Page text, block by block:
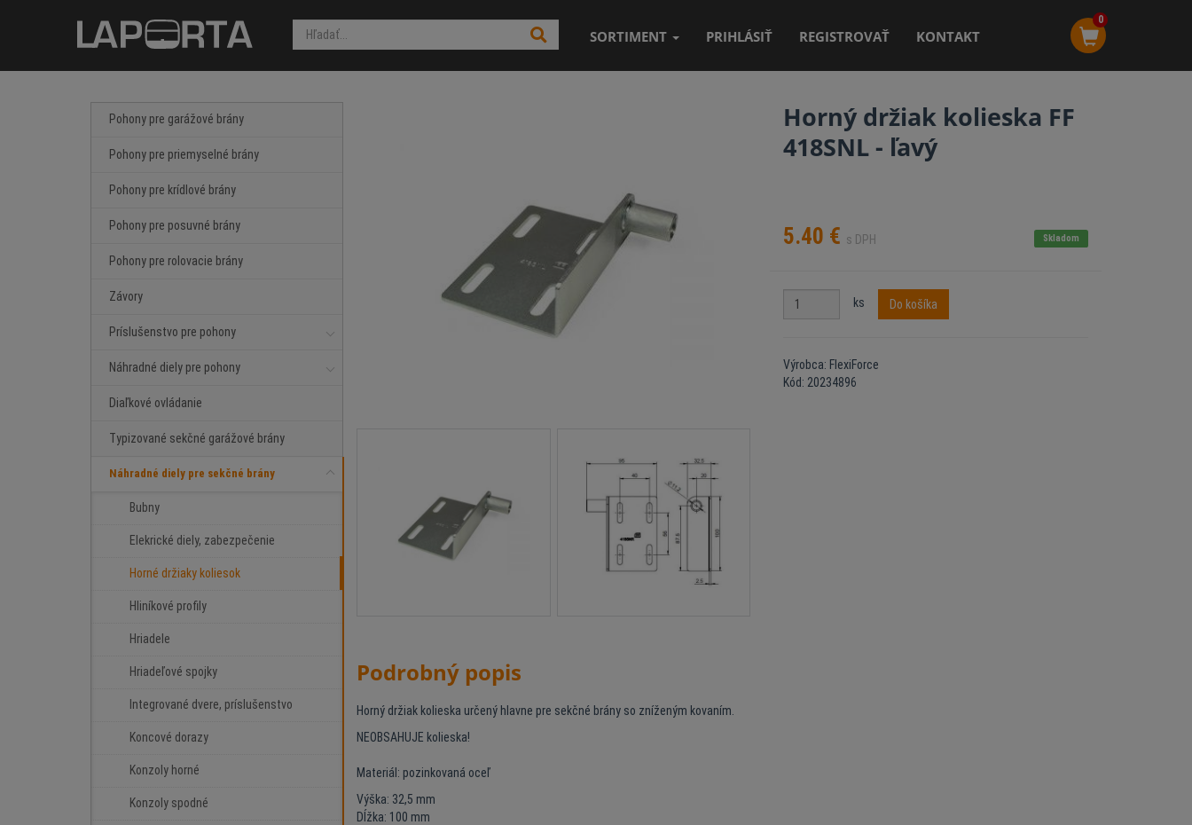
SORTIMENT PRIHLÁSIŤ REGISTROVAŤ KONTAKT
0
Pohony pre garážové brány
Pohony pre priemyselné brány
Pohony pre krídlové brány
Pohony pre posuvné brány
Pohony pre rolovacie brány
Závory
Príslušenstvo pre pohony
Náhradné diely pre pohony
Diaľkové ovládanie
Typizované sekčné garážové brány
Náhradné diely pre sekčné brány
Bubny
Elekrické diely, zabezpečenie
Horné držiaky koliesok
Hliníkové profily
Hriadele
Hriadeľové spojky
Integrované dvere, príslušenstvo
Koncové dorazy
Konzoly horné
Konzoly spodné
Horný držiak kolieska FF
418SNL - ľavý
5.40 € s DPH Skladom
ks Do košíka
Výrobca: FlexiForce
Kód: 20234896
Podrobný popis
Horný držiak kolieska určený hlavne pre sekčné brány so zníženým kovaním.
NEOBSAHUJE kolieska!
Materiál: pozinkovaná oceľ
Výška: 32,5 mm
Dĺžka: 100 mm